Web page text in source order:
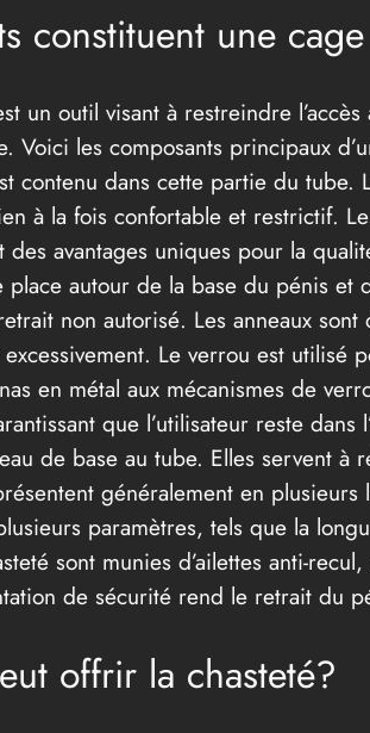
constituent une
un outil visant à restreindre
Voici les composants principaux
contenu dans cette partie du
à la fois confortable et restrictif.
avantages uniques pour la
place autour de la base du pénis
non autorisé. Les anneaux
excessivement. Le verrou est
en métal aux mécanismes de
que l’utilisateur reste
de base au tube. Elles servent à
généralement en
paramètres, tels que la
sont munies d’ailettes anti-
de sécurité rend le retrait du
offrir la chasteté?